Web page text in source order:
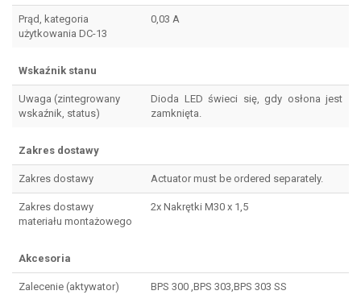
Prąd, kategoria
użytkowania DC-13
0,03 A
Wskaźnik stanu
Uwaga (zintegrowany
wskaźnik, status)
Dioda LED świeci się, gdy osłona jest
zamknięta.
Zakres dostawy
Zakres dostawy Actuator must be ordered separately.
Zakres dostawy
materiału montażowego
2x Nakrętki M30 x 1,5
Akcesoria
Zalecenie (aktywator) BPS 300 ,BPS 303,BPS 303 SS